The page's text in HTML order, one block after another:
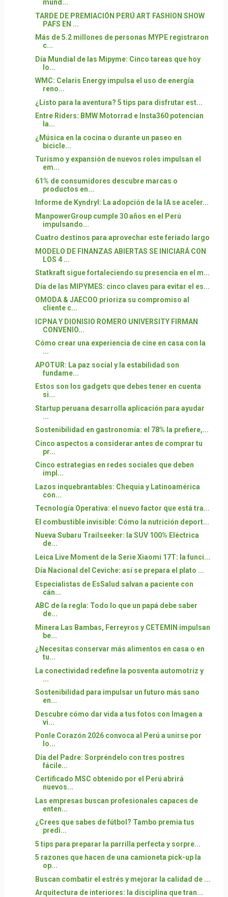
mund...
TARDE DE PREMIACIÓN PERÚ ART FASHION SHOW
PAFS EN ...
Más de 5.2 millones de personas MYPE registraron
c...
Día Mundial de las Mipyme: Cinco tareas que hoy
lo...
WMC: Celaris Energy impulsa el uso de energía
reno...
¿Listo para la aventura? 5 tips para disfrutar est...
Entre Riders: BMW Motorrad e Insta360 potencian
la...
¿Música en la cocina o durante un paseo en
bicicle...
Turismo y expansión de nuevos roles impulsan el
em...
61% de consumidores descubre marcas o
productos en...
Informe de Kyndryl: La adopción de la IA se aceler...
ManpowerGroup cumple 30 años en el Perú
impulsando...
Cuatro destinos para aprovechar este feriado largo
MODELO DE FINANZAS ABIERTAS SE INICIARÁ CON
LOS 4 ...
Statkraft sigue fortaleciendo su presencia en el m...
Día de las MIPYMES: cinco claves para evitar el es...
OMODA & JAECOO prioriza su compromiso al
cliente c...
ICPNA Y DIONISIO ROMERO UNIVERSITY FIRMAN
CONVENIO...
Cómo crear una experiencia de cine en casa con la
...
APOTUR: La paz social y la estabilidad son
fundame...
Estos son los gadgets que debes tener en cuenta
si...
Startup peruana desarrolla aplicación para ayudar
...
Sostenibilidad en gastronomía: el 78% la prefiere,...
Cinco aspectos a considerar antes de comprar tu
pr...
Cinco estrategias en redes sociales que deben
impl...
Lazos inquebrantables: Chequia y Latinoamérica
con...
Tecnología Operativa: el nuevo factor que está tra...
El combustible invisible: Cómo la nutrición deport...
Nueva Subaru Trailseeker: la SUV 100% Eléctrica
de...
Leica Live Moment de la Serie Xiaomi 17T: la funci...
Día Nacional del Ceviche: así se prepara el plato ...
Especialistas de EsSalud salvan a paciente con
cán...
ABC de la regla: Todo lo que un papá debe saber
de...
Minera Las Bambas, Ferreyros y CETEMIN impulsan
be...
¿Necesitas conservar más alimentos en casa o en
tu...
La conectividad redefine la posventa automotriz y
...
Sostenibilidad para impulsar un futuro más sano
en...
Descubre cómo dar vida a tus fotos con Imagen a
vi...
Ponle Corazón 2026 convoca al Perú a unirse por
lo...
Día del Padre: Sorpréndelo con tres postres
fácile...
Certificado MSC obtenido por el Perú abrirá
nuevos...
Las empresas buscan profesionales capaces de
enten...
¿Crees que sabes de fútbol? Tambo premia tus
predi...
5 tips para preparar la parrilla perfecta y sorpre...
5 razones que hacen de una camioneta pick-up la
op...
Buscan combatir el estrés y mejorar la calidad de ...
Arquitectura de interiores: la disciplina que tran...